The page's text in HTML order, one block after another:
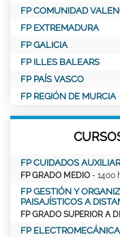
FP COMUNIDAD
FP EXTREMADURA
FP GALICIA
FP ILLES BALEARS
FP PAÍS VASCO
FP REGIÓN DE MURCIA
FP CUIDADOS
FP GRADO MEDIO - 1400
FP GESTIÓN Y
PAISAJÍSTICOS A
FP GRADO SUPERIOR A
FP